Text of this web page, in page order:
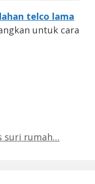
telco lama
untuk cara
suri rumah…